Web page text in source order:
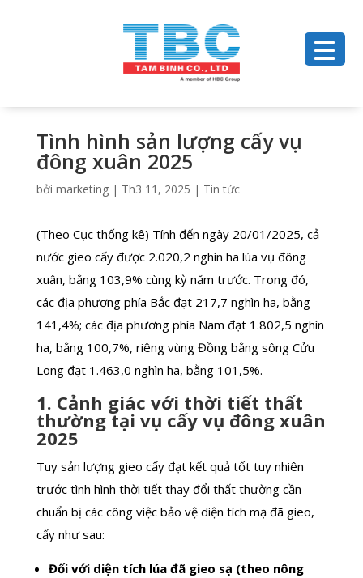
Tình hình sản lượng cấy vụ
đông xuân 2025
bởi marketing| Th3 11, 2025 | Tin tức
(Theo Cục thống kê) Tính đến ngày 20/01/2025, cả
nước gieo cấy được 2.020,2 nghìn ha lúa vụ đông
xuân, bằng 103,9% cùng kỳ năm trước. Trong đó,
các địa phương phía Bắc đạt 217,7 nghìn ha, bằng
141,4%; các địa phương phía Nam đạt 1.802,5 nghìn
ha, bằng 100,7%, riêng vùng Đồng bằng sông Cửu
Long đạt 1.463,0 nghìn ha, bằng 101,5%.
1. Cảnh giác với thời tiết thất
thường tại vụ cấy vụ đông xuân
2025
Tuy sản lượng gieo cấy đạt kết quả tốt tuy nhiên
trước tình hình thời tiết thay đổi thất thường cần
chuẩn bị các công việc bảo vệ diện tích mạ đã gieo,
cấy như sau:
Đối với diện tích lúa đã gieo sạ (theo nông